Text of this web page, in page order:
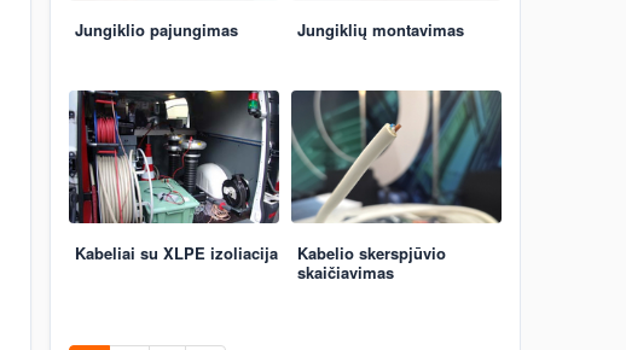
Jungiklio pajungimas Jungiklių montavimas
Kabeliai su XLPE izoliacija
Kabelio skerspjūvio
skaičiavimas